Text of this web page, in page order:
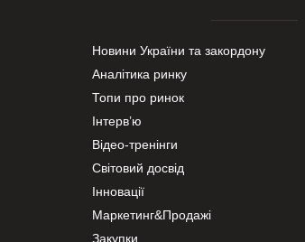
Новини України та закордону
Аналітика ринку
Топи про ринок
Інтерв’ю
Відео-тренінги
Світовий досвід
Інновації
Маркетинг&Продажі
Закупки